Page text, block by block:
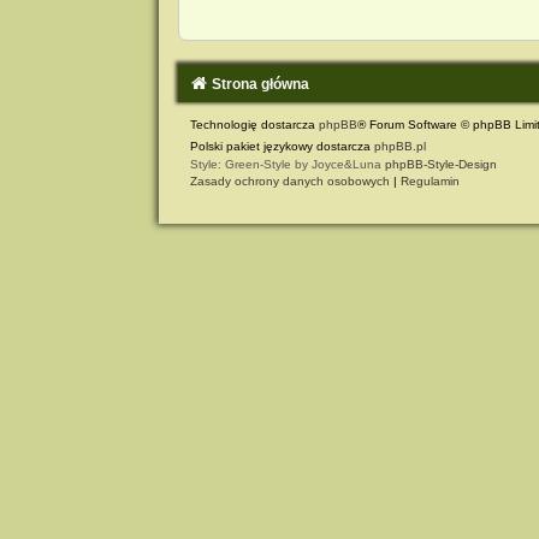
Strona główna
Technologię dostarcza phpBB® Forum Software © phpBB
Polski pakiet językowy dostarcza phpBB.pl
Style: Green-Style by Joyce&Luna phpBB-Style-Design
Zasady ochrony danych osobowych | Regulamin